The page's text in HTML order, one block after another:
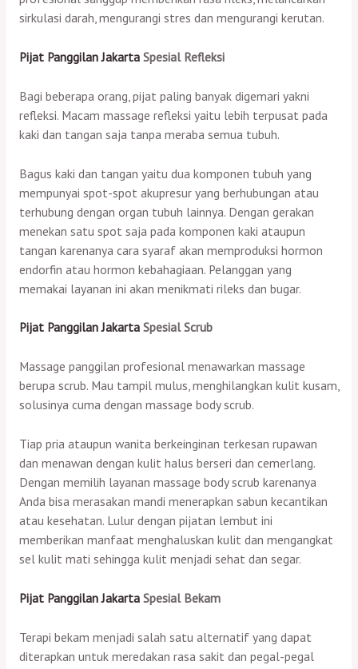
sirkulasi darah, mengurangi stres dan mengurangi kerutan.
Pijat Panggilan JakartaSpesial Refleksi
Bagi beberapa orang, pijat paling banyak digemari yakni
refleksi. Macam massage refleksi yaitu lebih terpusat pada
kaki dan tangan saja tanpa meraba semua tubuh.
Bagus kaki dan tangan yaitu dua komponen tubuh yang
mempunyai spot-spot akupresur yang berhubungan atau
terhubung dengan organ tubuh lainnya. Dengan gerakan
menekan satu spot saja pada komponen kaki ataupun
tangan karenanya cara syaraf akan memproduksi hormon
endorfin atau hormon kebahagiaan. Pelanggan yang
memakai layanan ini akan menikmati rileks dan bugar.
Pijat Panggilan JakartaSpesial Scrub
Massage panggilan profesional menawarkan massage
berupa scrub. Mau tampil mulus, menghilangkan kulit kusam,
solusinya cuma dengan massage body scrub.
Tiap pria ataupun wanita berkeinginan terkesan rupawan
dan menawan dengan kulit halus berseri dan cemerlang.
Dengan memilih layanan massage body scrub karenanya
Anda bisa merasakan mandi menerapkan sabun kecantikan
atau kesehatan. Lulur dengan pijatan lembut ini
memberikan manfaat menghaluskan kulit dan mengangkat
sel kulit mati sehingga kulit menjadi sehat dan segar.
Pijat Panggilan JakartaSpesial Bekam
Terapi bekam menjadi salah satu alternatif yang dapat
diterapkan untuk meredakan rasa sakit dan pegal-pegal